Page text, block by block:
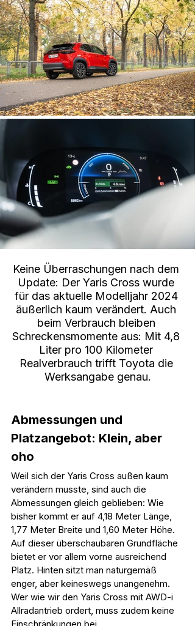
Keine Überraschungen nach dem
Update: Der Yaris Cross wurde
für das aktuelle Modelljahr 2024
äußerlich kaum verändert. Auch
beim Verbrauch bleiben
Schreckensmomente aus: Mit 4,8
Liter pro 100 Kilometer
Realverbrauch trifft Toyota die
Werksangabe genau.
Abmessungen und
Platzangebot: Klein, aber
oho
Weil sich der Yaris Cross außen kaum
verändern musste, sind auch die
Abmessungen gleich geblieben: Wie
bisher kommt er auf 4,18 Meter Länge,
1,77 Meter Breite und 1,60 Meter Höhe.
Auf dieser überschaubaren Grundfläche
bietet er vor allem vorne ausreichend
Platz. Hinten sitzt man naturgemäß
enger, aber keineswegs unangenehm.
Wer wie wir den Yaris Cross mit AWD-i
Allradantrieb ordert, muss zudem keine
Einschränkungen bei